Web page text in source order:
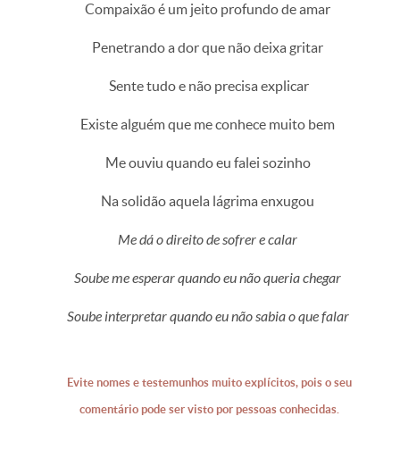
Compaixão é um jeito profundo de amar
Penetrando a dor que não deixa gritar
Sente tudo e não precisa explicar
Existe alguém que me conhece muito bem
Me ouviu quando eu falei sozinho
Na solidão aquela lágrima enxugou
Me dá o direito de sofrer e calar
Soube me esperar quando eu não queria chegar
Soube interpretar quando eu não sabia o que falar
Evite nomes e testemunhos muito explícitos, pois o seu
comentário pode ser visto por pessoas conhecidas.